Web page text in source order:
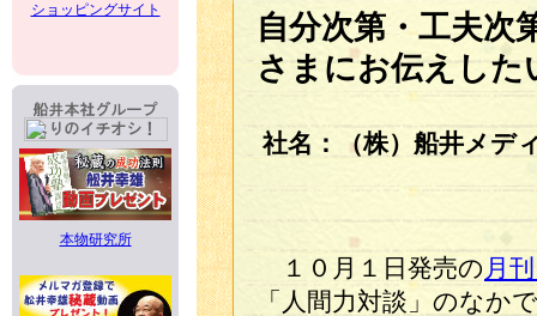
ショッピングサイト
本物研究所
自分次第・工夫
さまにお伝えした
社名：（株）船井メ
１０月１日発売の 月
「人間力対談」のなか